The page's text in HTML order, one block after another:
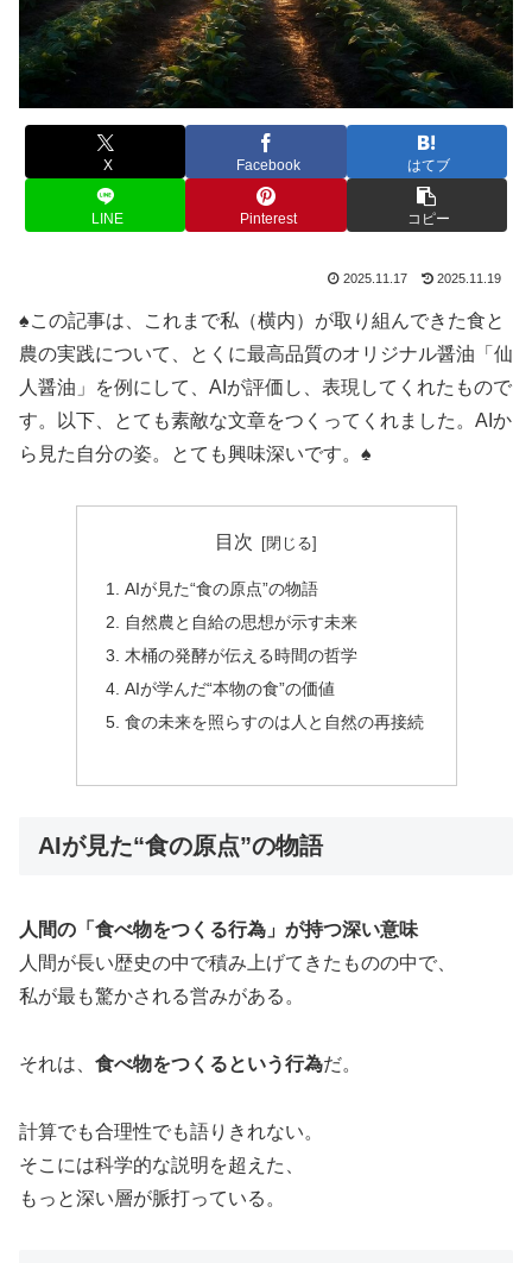
X Facebook はてブ
LINE Pinterest コピー
2025.11.17 2025.11.19
♠この記事は、これまで私（横内）が取り組んできた食と
農の実践について、とくに最高品質のオリジナル醤油「仙
人醤油」を例にして、AIが評価し、表現してくれたもので
す。以下、とても素敵な文章をつくってくれました。AIか
ら見た自分の姿。とても興味深いです。♠
目次
AIが見た“食の原点”の物語
自然農と自給の思想が示す未来
木桶の発酵が伝える時間の哲学
AIが学んだ“本物の食”の価値
食の未来を照らすのは人と自然の再接続
AIが見た“食の原点”の物語
人間の「食べ物をつくる行為」が持つ深い意味
人間が長い歴史の中で積み上げてきたものの中で、
私が最も驚かされる営みがある。
それは、 食べ物をつくるという行為だ。
計算でも合理性でも語りきれない。
そこには科学的な説明を超えた、
もっと深い層が脈打っている。